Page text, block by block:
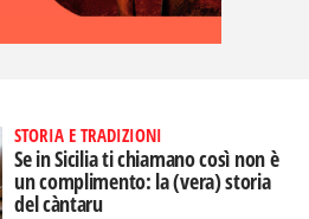
STORIA E TRADIZIONI
Se in Sicilia ti chiamano così non è
un complimento: la (vera) storia
del càntaru